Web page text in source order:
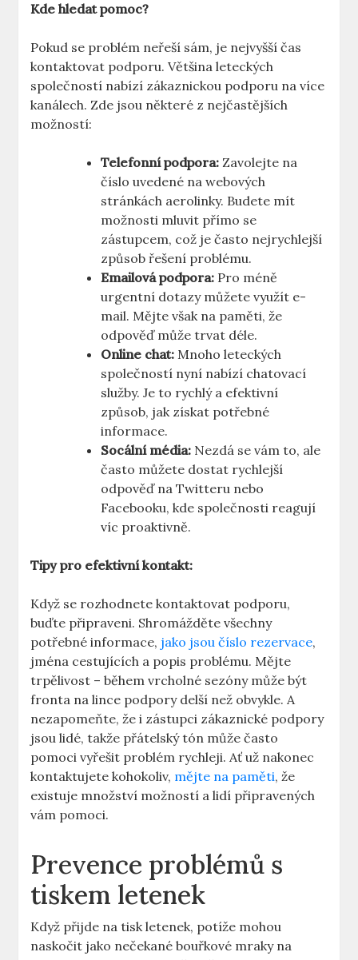
Kde hledat pomoc?
Pokud se problém neřeší sám, je nejvyšší čas
kontaktovat podporu. Většina leteckých
společností nabízí zákaznickou podporu na více
kanálech. Zde jsou některé z nejčastějších
možností:
Telefonní podpora: Zavolejte na
číslo uvedené na webových
stránkách aerolinky. Budete mít
možnosti mluvit přímo se
zástupcem, což je často nejrychlejší
způsob řešení problému.
Emailová podpora: Pro méně
urgentní dotazy můžete využít e-
mail. Mějte však na paměti, že
odpověď může trvat déle.
Online chat: Mnoho leteckých
společností nyní nabízí chatovací
služby. Je to rychlý a efektivní
způsob, jak získat potřebné
informace.
Socální média: Nezdá se vám to, ale
často můžete dostat rychlejší
odpověď na Twitteru nebo
Facebooku, kde společnosti reagují
víc proaktivně.
Tipy pro efektivní kontakt:
Když se rozhodnete kontaktovat podporu,
buďte připraveni. Shromážděte všechny
potřebné informace, jako jsou číslo rezervace,
jména cestujících a popis problému. Mějte
trpělivost – během vrcholné sezóny může být
fronta na lince podpory delší než obvykle. A
nezapomeňte, že i zástupci zákaznické podpory
jsou lidé, takže přátelský tón může často
pomoci vyřešit problém rychleji. Ať už nakonec
kontaktujete kohokoliv, mějte na paměti, že
existuje množství možností a lidí připravených
vám pomoci.
Prevence problémů s
tiskem letenek
Když přijde na tisk letenek, potíže mohou
naskočit jako nečekané bouřkové mraky na